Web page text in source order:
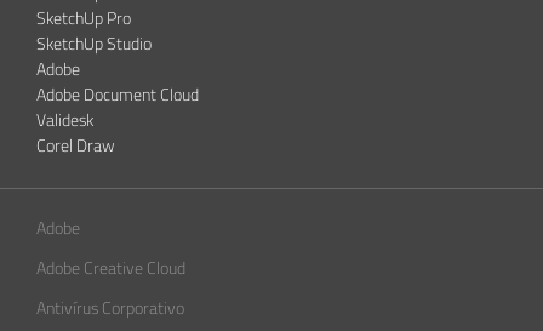
SketchUp Pro
SketchUp Studio
Adobe
Adobe Document Cloud
Validesk
Corel Draw
Adobe
Adobe Creative Cloud
Antivírus Corporativo